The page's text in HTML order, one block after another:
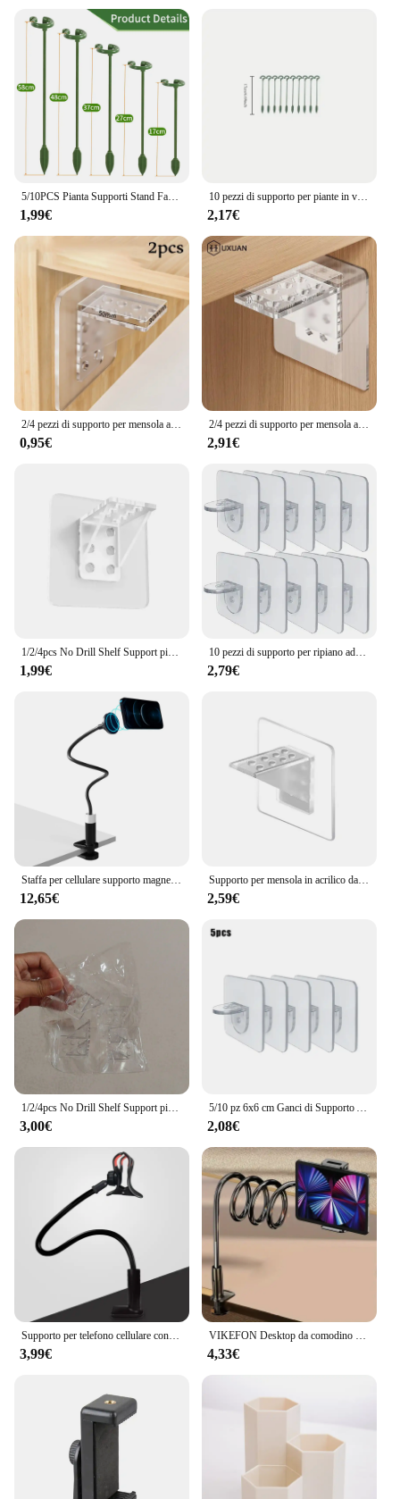
5/10PCS Pianta Supporti Stand Farfalle Orchidea Fiore In Vaso Aste di Fissaggio Riutilizzabile Protezione Verdura Strumento di Fissaggio Giardinaggio Su
1,99€
10 pezzi di supporto per piante in vaso durevoli supporti per arrampicata floreale decorazioni per il giardino di casa attrezzi da giardinaggio
2,17€
2/4 pezzi di supporto per mensola adesiva per cucina camera da letto armadio armadio clip di supporto per mensola appendiabiti da parete supporto per staffa adesiva
0,95€
2/4 pezzi di supporto per mensola adesiva per cucina camera da letto armadio armadio clip di supporto per mensola appendiabiti da parete supporto per staffa adesiva
2,91€
1/2/4pcs No Drill Shelf Support pioli Punch Free Shelf Support Peg staffa per mensola adesiva clip per ripiano dell'armadio per armadio da cucina
1,99€
10 pezzi di supporto per ripiano adesivo pioli supporto per ripiano picchetti adesivi clip di supporto per ripiano dell'armadio appendiabiti da parete supporti robusti
2,79€
Staffa per cellulare supporto magnetico per telefono per magsafe Macsafe culla supporto mobile comodino regolabile collo d'oca pigro lungo
12,65€
Supporto per mensola in acrilico da 4 pezzi Supporto per mensola autoadesiva per armadio Supporto per staffa per appendiabiti da parete per cucina camera da letto
2,59€
1/2/4pcs No Drill Shelf Support pioli Punch Free Shelf Support Peg staffa per mensola adesiva clip per ripiano dell'armadio per armadio da cucina
3,00€
5/10 pz 6x6 cm Ganci di Supporto Autoadesivi Trasparente Auto Supporto Pioli Cremagliera Appendiabiti Da Parete Armadio Mensola Staffa di Supporto
2,08€
Supporto per telefono cellulare con clip a 360 gradi Supporto portatile flessibile per letto pigro Staffa da tavolo Smartphone Supporto per supporto da letto da scrivania Supporto base 75 cm
3,99€
VIKEFON Desktop da comodino pigro multifunzionale per supporto per Tablet cellulare: supporta supporti da tavolo come Xiaomi, Iphone, Ipad
4,33€